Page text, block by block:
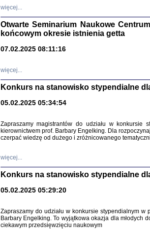
więcej...
Otwarte Seminarium Naukowe
końcowym okresie istnienia getta
07.02.2025 08:11:16
więcej...
Konkurs na stanowisko stypendialne
05.02.2025 05:34:54
Zapraszamy magistrantów do udziału w konkursie
kierownictwem prof. Barbary Engelking. Dla
czerpać wiedzę od dużego i zróżnicowanego
więcej...
Konkurs na stanowisko stypendialne
05.02.2025 05:29:20
Zapraszamy do udziału w konkursie stypendialnym
Barbary Engelking. To wyjątkowa okazja dla młodych
ciekawym przedsięwzięciu naukowym